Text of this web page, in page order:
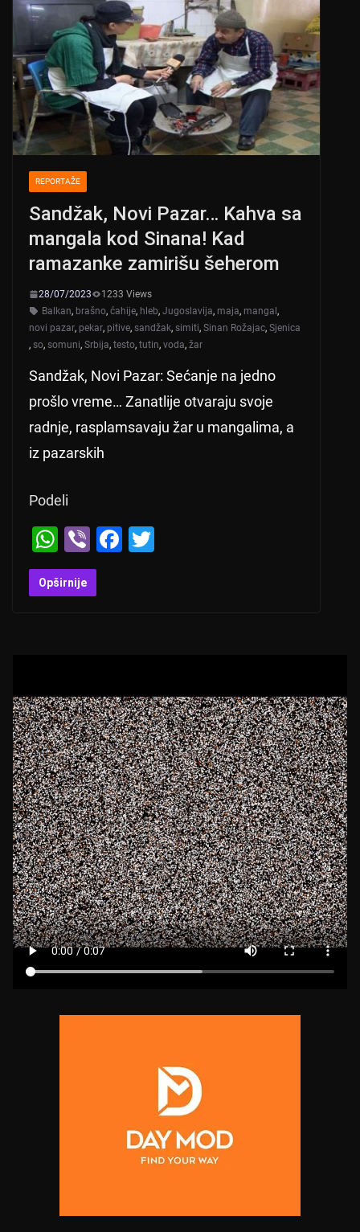
REPORTAŽE
Sandžak, Novi Pazar… Kahva sa
mangala kod Sinana! Kad
ramazanke zamirišu šeherom
28/07/2023
1233 Views
Balkan, brašno, ćahije, hleb, Jugoslavija, maja, mangal,
novi pazar, pekar, pitive, sandžak, simiti, Sinan Rožajac, Sjenica
, so, somuni, Srbija, testo, tutin, voda, žar
Sandžak, Novi Pazar: Sećanje na jedno
prošlo vreme… Zanatlije otvaraju svoje
radnje, rasplamsavaju žar u mangalima, a
iz pazarskih
Podeli
W
h
at
p
Vi
b
er
F
o
k
Opširnije